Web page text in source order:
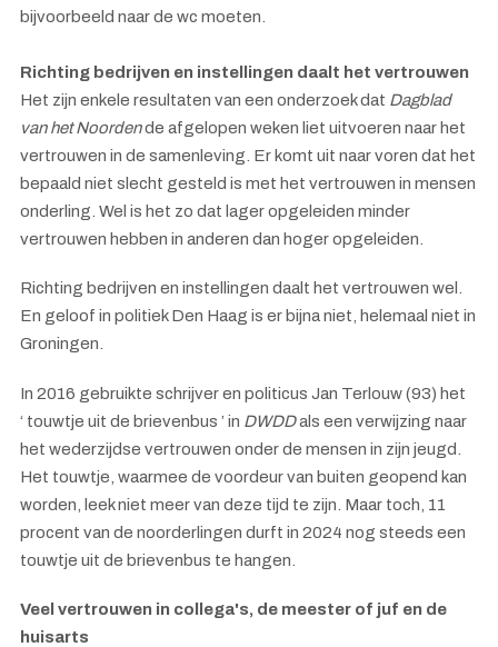
bijvoorbeeld naar de wc moeten.
Richting bedrijven en instellingen daalt het vertrouwen
Het zijn enkele resultaten van een onderzoek dat Dagblad
van het Noordende afgelopen weken liet uitvoeren naar het
vertrouwen in de samenleving. Er komt uit naar voren dat het
bepaald niet slecht gesteld is met het vertrouwen in mensen
onderling. Wel is het zo dat lager opgeleiden minder
vertrouwen hebben in anderen dan hoger opgeleiden.
Richting bedrijven en instellingen daalt het vertrouwen wel.
En geloof in politiek Den Haag is er bijna niet, helemaal niet in
Groningen.
In 2016 gebruikte schrijver en politicus Jan Terlouw (93) het
‘ touwtje uit de brievenbus ’ in DWDDals een verwijzing naar
het wederzijdse vertrouwen onder de mensen in zijn jeugd.
Het touwtje, waarmee de voordeur van buiten geopend kan
worden, leek niet meer van deze tijd te zijn. Maar toch, 11
procent van de noorderlingen durft in 2024 nog steeds een
touwtje uit de brievenbus te hangen.
Veel vertrouwen in collega's, de meester of juf en de
huisarts